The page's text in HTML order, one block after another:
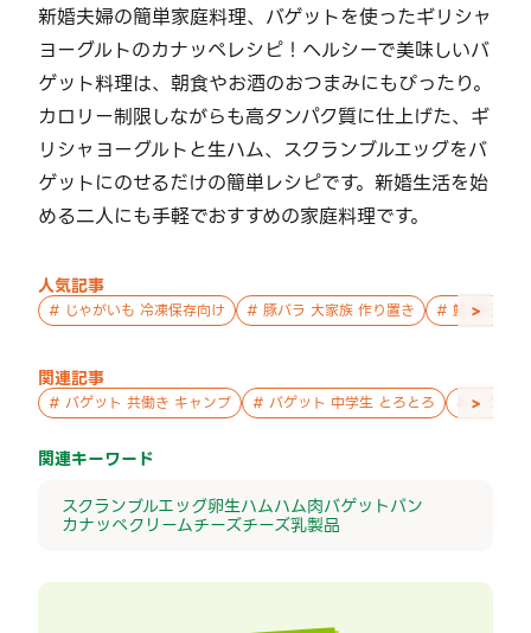
新婚夫婦の簡単家庭料理、バゲットを使ったギリシャ
ヨーグルトのカナッペレシピ！ヘルシーで美味しいバ
ゲット料理は、朝食やお酒のおつまみにもぴったり。
カロリー制限しながらも高タンパク質に仕上げた、ギ
リシャヨーグルトと生ハム、スクランブルエッグをバ
ゲットにのせるだけの簡単レシピです。新婚生活を始
める二人にも手軽でおすすめの家庭料理です。
人気記事
# じゃがいも 冷凍保存向け # 豚バラ 大家族 作り置き # 鮭 親子 作
>
関連記事
# バゲット 共働き キャンプ # バゲット 中学生 とろとろ #バゲッ
>
関連キーワード
スクランブルエッグ卵生ハムハム肉バゲットパン
カナッペクリームチーズチーズ乳製品